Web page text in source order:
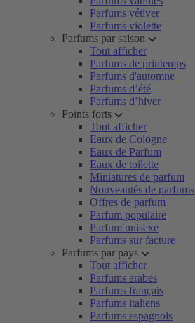
Parfums vétiver
Parfums violette
Parfums par saison
Tout afficher
Parfums de printemps
Parfums d'automne
Parfums d’été
Parfums d’hiver
Points forts
Tout afficher
Eaux de Cologne
Eaux de Parfum
Eaux de toilette
Miniatures de parfum
Nouveautés de parfums
Offres de parfum
Parfum populaire
Parfum unisexe
Parfums sur facture
Parfums par pays
Tout afficher
Parfums arabes
Parfums français
Parfums italiens
Parfums espagnols